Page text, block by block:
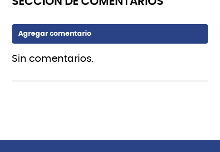
Sin comentarios.